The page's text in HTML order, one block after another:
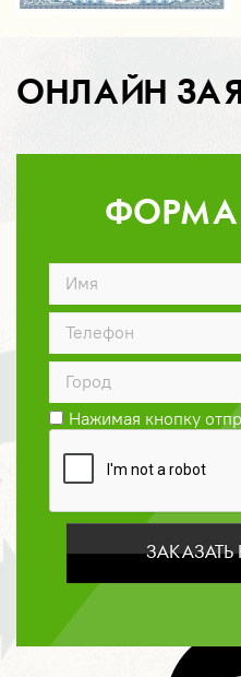
ОНЛАЙН
ФОРМА
Нажимая кнопку
согласие на
ЗАКАЗАТЬ